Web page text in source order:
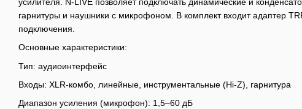
гарнитуры и наушники с микрофоном. В комплект входит адаптер
подключения.
Основные характеристики:
Тип: аудиоинтерфейс
Входы: XLR-комбо, линейные, инструментальные (Hi-Z), гарнитура
Диапазон усиления (микрофон): 1,5–60 дБ